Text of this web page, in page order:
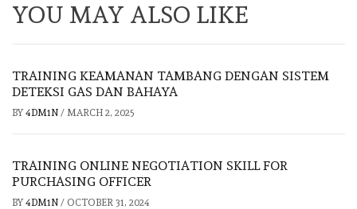
YOU MAY ALSO LIKE
TRAINING KEAMANAN TAMBANG DENGAN SISTEM
DETEKSI GAS DAN BAHAYA
BY 4DM1N / MARCH 2, 2025
TRAINING ONLINE NEGOTIATION SKILL FOR
PURCHASING OFFICER
BY 4DM1N / OCTOBER 31, 2024